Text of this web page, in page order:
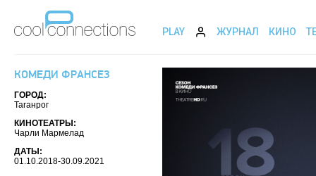
PLAY ЖУРНАЛ КИНО
КОМЕДИ ФРАНСЕЗ
ГОРОД:
Таганрог
КИНОТЕАТРЫ:
Чарли Мармелад
ДАТЫ:
01.10.2018-30.09.2021